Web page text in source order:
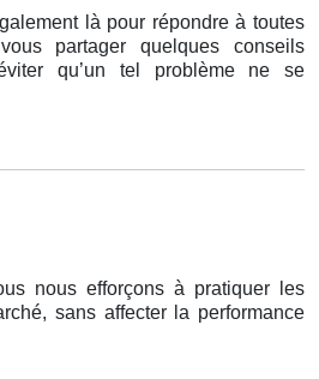
là pour répondre à toutes
partager quelques conseils
qu’un tel problème ne se
nous efforçons à pratiquer les
sans affecter la performance